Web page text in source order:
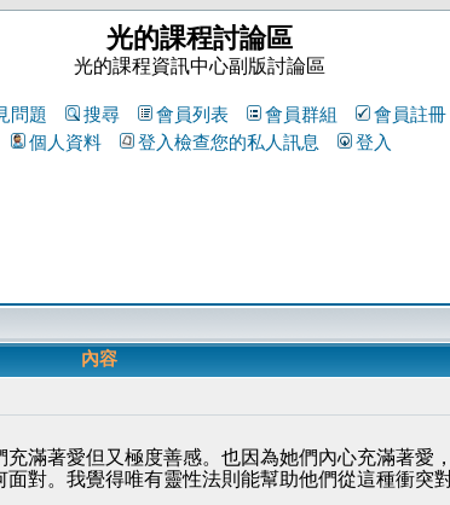
光的課程討論區
光的課程資訊中心副版討論區
問題 搜尋 會員列表 會員群組
會員註冊
個人資料
登入檢查您的私人訊息 登入
內容
滿著愛但又極度善感。也因為她們內心充滿著愛
對。我覺得唯有靈性法則能幫助他們從這種衝突